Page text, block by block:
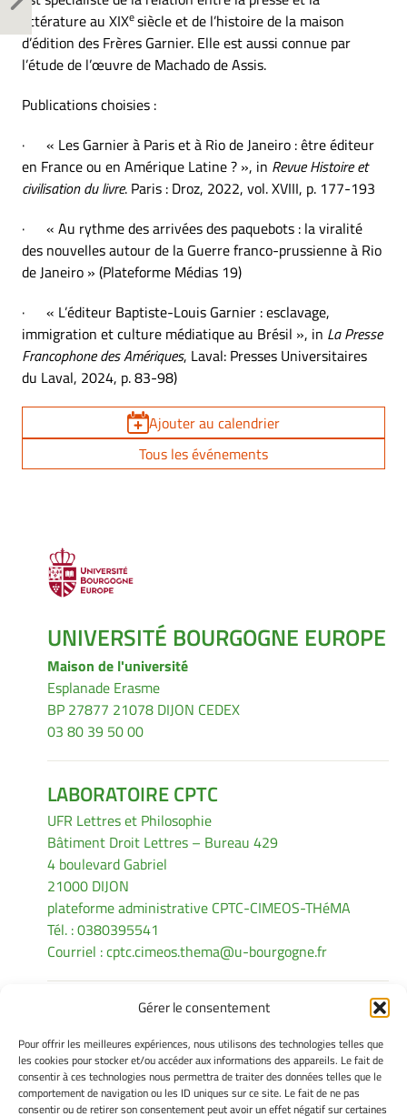
Gérer le consentement
Pour offrir les meilleures expériences, nous utilisons des technologies telles que
les cookies pour stocker et/ou accéder aux informations des appareils. Le fait de
consentir à ces technologies nous permettra de traiter des données telles que le
comportement de navigation ou les ID uniques sur ce site. Le fait de ne pas
consentir ou de retirer son consentement peut avoir un effet négatif sur certaines
littérature au XIXesiècle et de l’histoire de la maison
d’édition des Frères Garnier. Elle est aussi connue par
l’étude de l’œuvre de Machado de Assis.
Publications choisies :
· « Les Garnier à Paris et à Rio de Janeiro : être éditeur
en France ou en Amérique Latine ? », in Revue Histoire et
civilisation du livre. Paris : Droz, 2022, vol. XVIII, p. 177-193
· « Au rythme des arrivées des paquebots : la viralité
des nouvelles autour de la Guerre franco-prussienne à Rio
de Janeiro » (Plateforme Médias 19)
· « L’éditeur Baptiste-Louis Garnier : esclavage,
immigration et culture médiatique au Brésil », in La Presse
Francophone des Amériques, Laval: Presses Universitaires
du Laval, 2024, p. 83-98)
Ajouter au calendrier
Tous les événements
UNIVERSITÉ BOURGOGNE EUROPE
Maison de l'université
Esplanade Erasme
BP 27877 21078 DIJON CEDEX
03 80 39 50 00
LABORATOIRE CPTC
UFR Lettres et Philosophie
Bâtiment Droit Lettres – Bureau 429
4 boulevard Gabriel
21000 DIJON
plateforme administrative CPTC-CIMEOS-THéMA
Tél. : 0380395541
Courriel :cptc.cimeos.thema@u-bourgogne.fr
INFORMATIONS LÉGALES
Mentions légales
Gérer mes cookies
Politique de cookies